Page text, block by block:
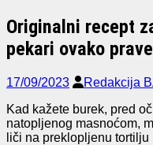
Originalni recept
pekari ovako
17/09/2023 Redakcija
Kad kažete burek, pred
natopljenog masnoćom,
liči na preklopljenu tortilju